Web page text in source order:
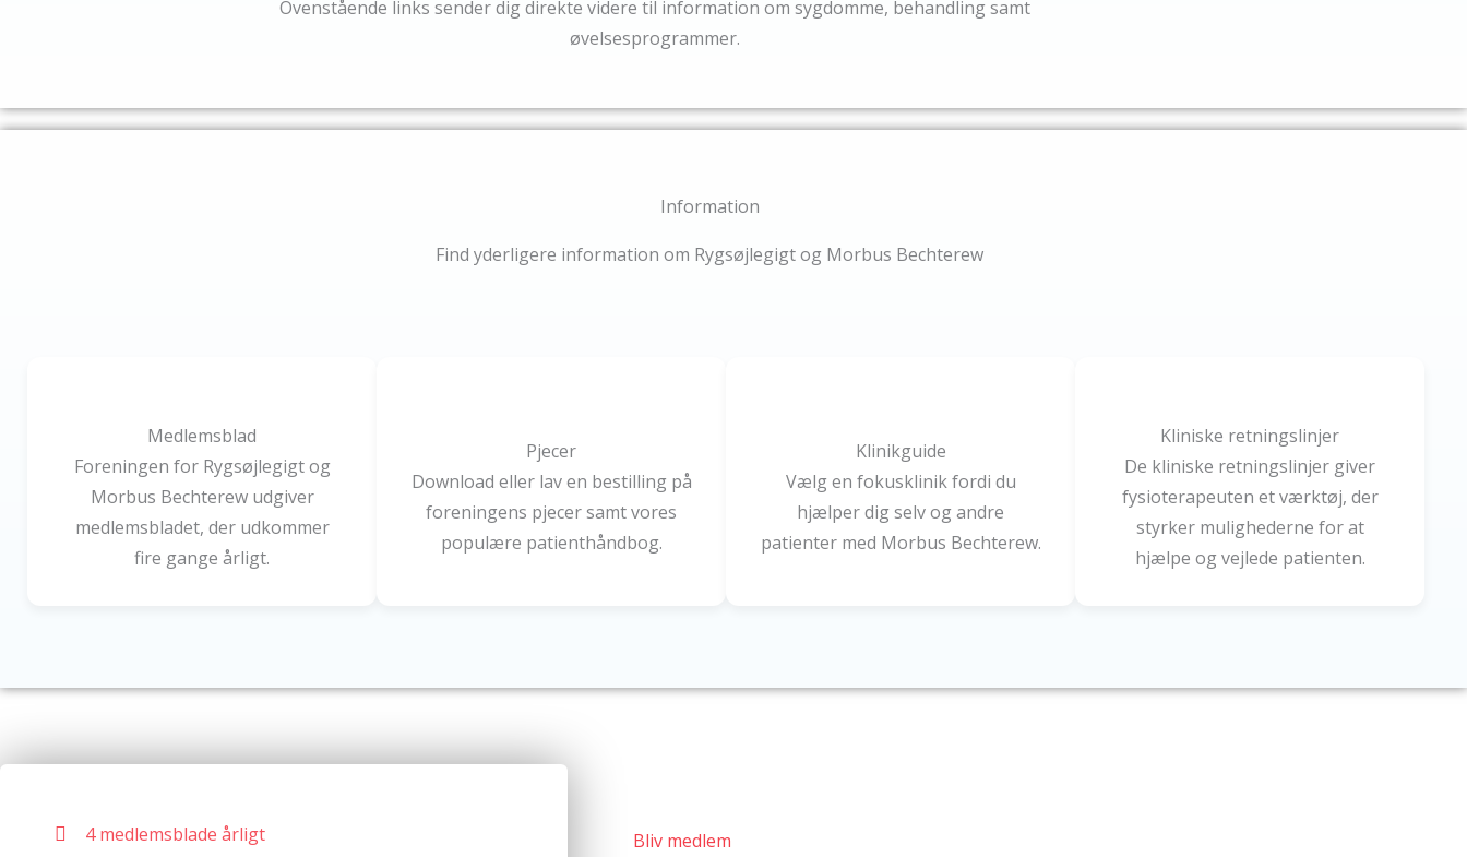
Ovenstående links sender dig direkte videre til information om sygdomme, behandling samt
øvelsesprogrammer.
Information
Find yderligere information om Rygsøjlegigt og Morbus Bechterew
Medlemsblad
Foreningen for Rygsøjlegigt og
Morbus Bechterew udgiver
medlemsbladet, der udkommer
fire gange årligt.
Pjecer
Download eller lav en bestilling på
foreningens pjecer samt vores
populære patienthåndbog.
Klinikguide
Vælg en fokusklinik fordi du
hjælper dig selv og andre
patienter med Morbus Bechterew.
Kliniske retningslinjer
De kliniske retningslinjer giver
fysioterapeuten et værktøj, der
styrker mulighederne for at
hjælpe og vejlede patienten.
4 medlemsblade årligt
Bliv medlem